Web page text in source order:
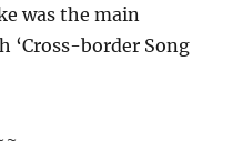
was the main
‘Cross-border Song